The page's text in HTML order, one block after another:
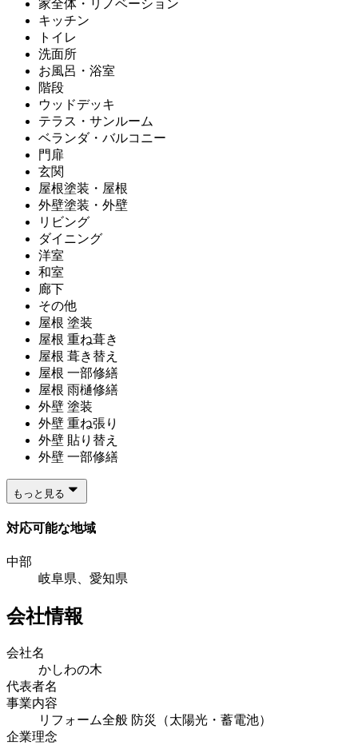
家全体・リノベーション
キッチン
トイレ
洗面所
お風呂・浴室
階段
ウッドデッキ
テラス・サンルーム
ベランダ・バルコニー
門扉
玄関
屋根塗装・屋根
外壁塗装・外壁
リビング
ダイニング
洋室
和室
廊下
その他
屋根 塗装
屋根 重ね葺き
屋根 葺き替え
屋根 一部修繕
屋根 雨樋修繕
外壁 塗装
外壁 重ね張り
外壁 貼り替え
外壁 一部修繕
もっと見る
対応可能な地域
中部
岐阜県、愛知県
会社情報
会社名
かしわの木
代表者名
事業内容
リフォーム全般 防災（太陽光・蓄電池）
企業理念